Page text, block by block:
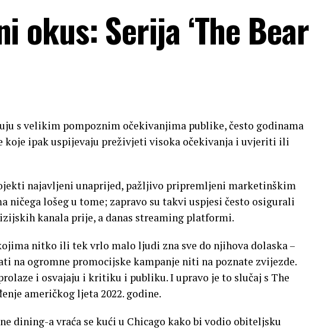
okus: Serija ‘The
s velikim pompoznim očekivanjima publike, često godinama
koje ipak uspijevaju preživjeti visoka očekivanja i uvjeriti ili
najavljeni unaprijed, pažljivo pripremljeni marketinškim
ničega lošeg u tome; zapravo su takvi uspjesi često osigurali
kanala prije, a danas streaming platformi.
nitko ili tek vrlo malo ljudi zna sve do njihova dolaska –
na ogromne promocijske kampanje niti na poznate zvijezde.
i osvajaju i kritiku i publiku. I upravo je to slučaj s The
američkog ljeta 2022. godine.
dining-a vraća se kući u Chicago kako bi vodio obiteljsku